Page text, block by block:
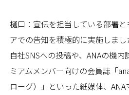
樋口：宣伝を担当している部署
アでの告知を積極的に実施しま
自社SNSへの投稿や、ANAの機
ミアムメンバー向けの会員誌「
ローグ）」といった紙媒体、